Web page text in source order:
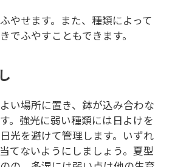
やせます。また、種類によって
でふやすこともできます。
い場所に置き、鉢が込み合わな
。強光に弱い種類には日よけを
光を避けて管理します。いずれ
てないようにしましょう。夏型